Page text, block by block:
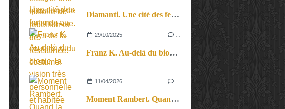
Diamanti. Une cité des femmes au pays de la couture et du costume.
29/10/2025
Franz K. Au-delà du biopic, la vision très personnelle et habitée d’Agnieszka Holland sur Kafka.
11/04/2026
Moment Rambert. Quand la langue se fait incandescence.